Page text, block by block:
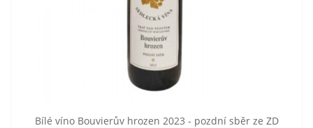
Bílé víno Bouvierův hrozen 2023 - pozdní sběr ze ZD